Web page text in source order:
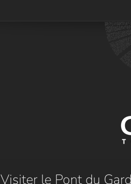
Visiter le Pont du